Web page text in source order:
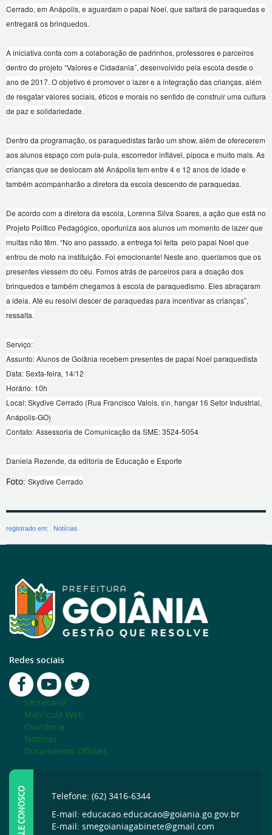
Cerrado, em Anápolis, e aguardam o papai Noel, que saltará de paraquedas e
entregará os brinquedos.
A iniciativa conta com a colaboração de padrinhos, professores e parceiros
dentro do projeto “Valores e Cidadania”, desenvolvido pela escola desde o
ano de 2017. O objetivo é promover o lazer e a integração das crianças, além
de resgatar valores sociais, éticos e morais no sentido de construir uma cultura
de paz e solidariedade.
Dentro da programação, os paraquedistas farão um show, além de oferecerem
aos alunos espaço com pula-pula, escorredor inflável, pipoca e muito mais. As
crianças que se deslocam até Anápolis tem entre 4 e 12 anos de idade e
também acompanharão a diretora da escola descendo de paraquedas.
De acordo com a diretora da escola, Lorenna Silva Soares, a ação que está no
Projeto Político Pedagógico, oportuniza aos alunos um momento de lazer que
muitas não têm. “No ano passado, a entrega foi feita pelo papai Noel que
entrou de moto na instituição. Foi emocionante! Neste ano, queríamos que os
presentes viessem do céu. Fomos atrás de parceiros para a doação dos
brinquedos e também chegamos à escola de paraquedismo. Eles abraçaram
a ideia. Até eu resolvi descer de paraquedas para incentivar as crianças”,
ressalta.
Serviço:
Assunto: Alunos de Goiânia recebem presentes de papai Noel paraquedista
Data: Sexta-feira, 14/12
Horário: 10h
Local: Skydive Cerrado (Rua Francisco Valois, s\n, hangar 16 Setor Industrial,
Anápolis-GO)
Contato: Assessoria de Comunicação da SME: 3524-5054
Daniela Rezende, da editoria de Educação e Esporte
Foto: Skydive Cerrado
registrado em: Notícias
Redes sociais
Secretaria
Matrícula Web
Ouvidoria
Notícias
Documentos Oficiais
FALE CONOSCO
Telefone: (62) 3416-6344
E-mail: educacao.educacao@goiania.go.gov.br
E-mail: smegoianiagabinete@gmail.com